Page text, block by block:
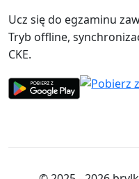
Ucz się do egzaminu
Tryb offline,
CKE.